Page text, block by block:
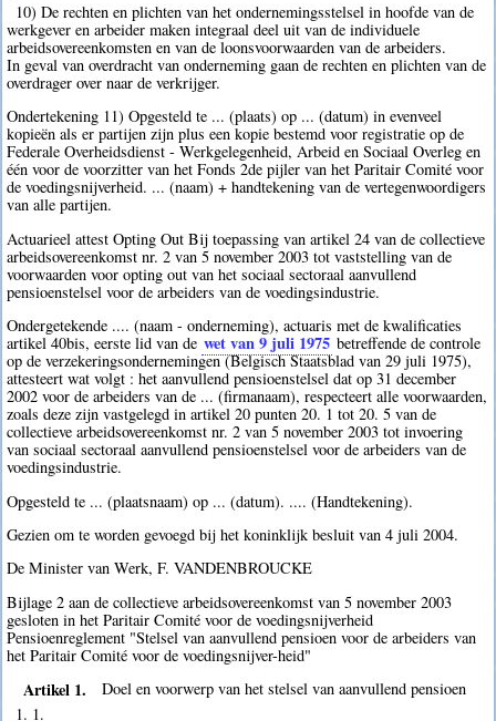
10) De rechten en plichten van het ondernemingsstelsel in hoofde van de
werkgever en arbeider maken integraal deel uit van de individuele
arbeidsovereenkomsten en van de loonsvoorwaarden van de arbeiders.
In geval van overdracht van onderneming gaan de rechten en plichten van de
overdrager over naar de verkrijger.
Ondertekening 11) Opgesteld te ... (plaats) op ... (datum) in evenveel
kopieën als er partijen zijn plus een kopie bestemd voor registratie op de
Federale Overheidsdienst - Werkgelegenheid, Arbeid en Sociaal Overleg en
één voor de voorzitter van het Fonds 2de pijler van het Paritair Comité voor
de voedingsnijverheid. ... (naam) + handtekening van de vertegenwoordigers
van alle partijen.
Actuarieel attest Opting Out Bij toepassing van artikel 24 van de collectieve
arbeidsovereenkomst nr. 2 van 5 november 2003 tot vaststelling van de
voorwaarden voor opting out van het sociaal sectoraal aanvullend
pensioenstelsel voor de arbeiders van de voedingsindustrie.
Ondergetekende .... (naam - onderneming), actuaris met de kwalificaties
artikel 40bis, eerste lid van de wet van 9 juli 1975 betreffende de controle
op de verzekeringsondernemingen (Belgisch Staatsblad van 29 juli 1975),
attesteert wat volgt : het aanvullend pensioenstelsel dat op 31 december
2002 voor de arbeiders van de ... (firmanaam), respecteert alle voorwaarden,
zoals deze zijn vastgelegd in artikel 20 punten 20. 1 tot 20. 5 van de
collectieve arbeidsovereenkomst nr. 2 van 5 november 2003 tot invoering
van sociaal sectoraal aanvullend pensioenstelsel voor de arbeiders van de
voedingsindustrie.
Opgesteld te ... (plaatsnaam) op ... (datum). .... (Handtekening).
Gezien om te worden gevoegd bij het koninklijk besluit van 4 juli 2004.
De Minister van Werk, F. VANDENBROUCKE
Bijlage 2 aan de collectieve arbeidsovereenkomst van 5 november 2003
gesloten in het Paritair Comité voor de voedingsnijverheid
Pensioenreglement "Stelsel van aanvullend pensioen voor de arbeiders van
het Paritair Comité voor de voedingsnijver-heid"
Artikel 1.
Doel en voorwerp van het stelsel van aanvullend pensioen
1. 1.